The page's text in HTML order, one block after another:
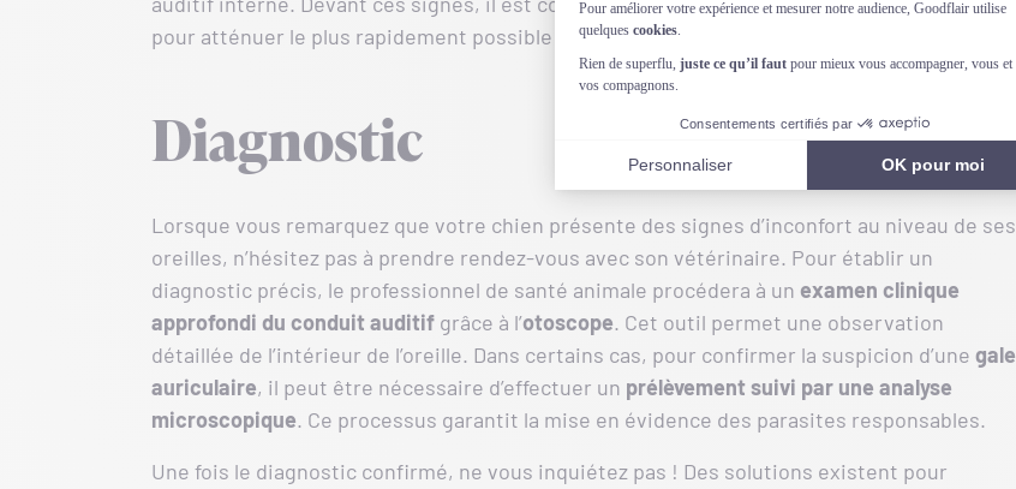
pour atténuer le plus rapidement possible le mal-être de votre chien.
Diagnostic
Lorsque vous remarquez que votre chien présente des signes d’inconfort au niveau de ses
oreilles, n’hésitez pas à prendre rendez-vous avec son vétérinaire. Pour établir un
diagnostic précis, le professionnel de santé animale procédera à un examen clinique
approfondi du conduit auditif grâce à l’otoscope. Cet outil permet une observation
détaillée de l’intérieur de l’oreille. Dans certains cas, pour confirmer la suspicion d’une gale
auriculaire, il peut être nécessaire d’effectuer un prélèvement suivi par une analyse
microscopique. Ce processus garantit la mise en évidence des parasites responsables.
Une fois le diagnostic confirmé, ne vous inquiétez pas ! Des solutions existent pour